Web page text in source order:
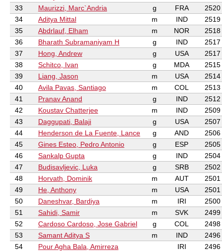
33
Maurizzi, Marc`Andria g FRA
2520
34
Aditya Mittal m IND
2519
35
Abdrlauf, Elham m NOR
2518
36
Bharath Subramaniyam H g IND
2517
37
Hong, Andrew g USA
2517
38
Schitco, Ivan g MDA
2515
39
Liang, Jason m USA
2514
40
Avila Pavas, Santiago m COL
2513
41
Pranav Anand g IND
2512
42
Koustav Chatterjee m IND
2509
43
Daggupati, Balaji g USA
2507
44
Henderson de La Fuente, Lance g AND
2506
45
Gines Esteo, Pedro Antonio g ESP
2505
46
Sankalp Gupta g IND
2504
47
Budisavljevic, Luka g SRB
2502
48
Horvath, Dominik m AUT
2501
49
He, Anthony m USA
2501
50
Daneshvar, Bardiya m IRI
2500
51
Sahidi, Samir m SVK
2499
52
Cardoso Cardoso, Jose Gabriel g COL
2498
53
Samant Aditya S m IND
2496
54
Pour Agha Bala, Amirreza IRI
2496